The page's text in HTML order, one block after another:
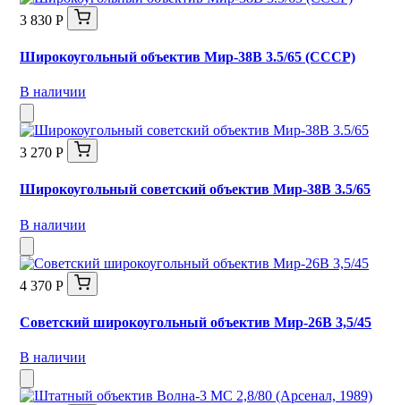
3 830 Р
Широкоугольный объектив Мир-38В 3.5/65 (СССР)
В наличии
3 270 Р
Широкоугольный советский объектив Мир-38В 3.5/65
В наличии
4 370 Р
Советский широкоугольный объектив Мир-26В 3,5/45
В наличии